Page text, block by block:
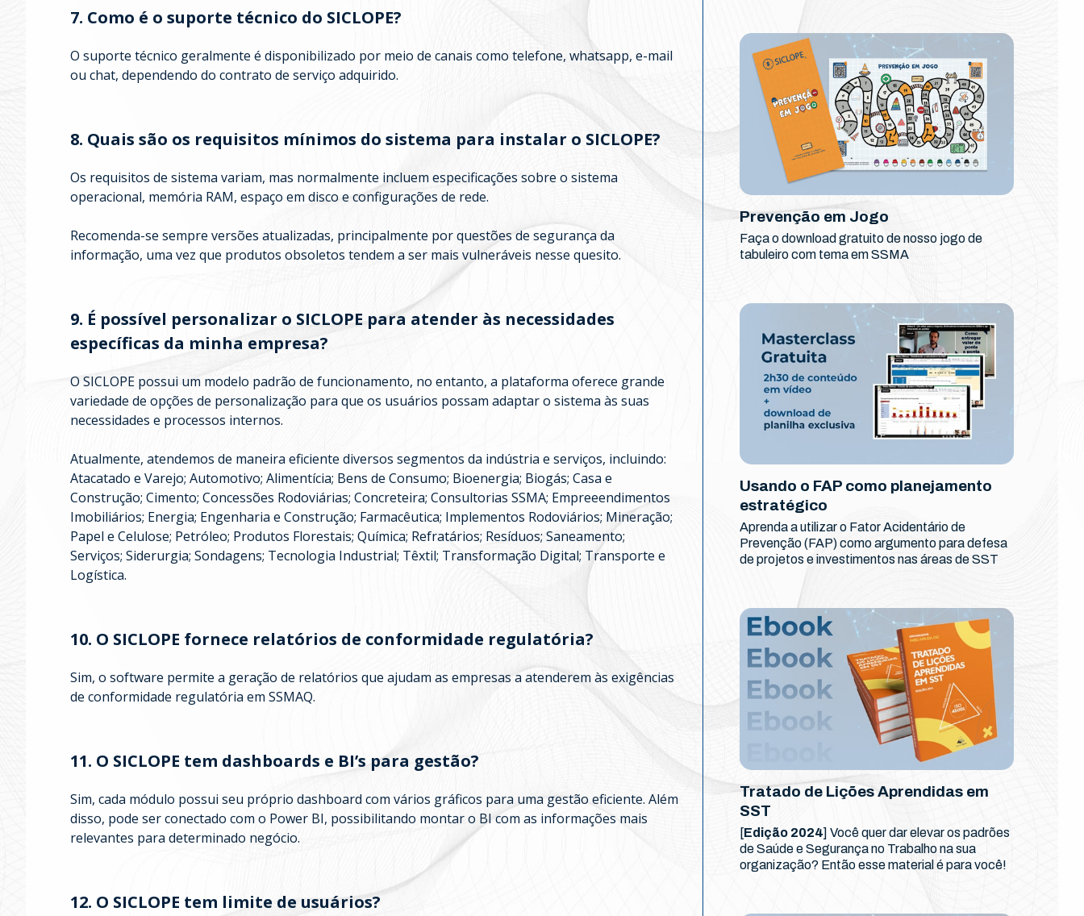
7. Como é o suporte técnico do SICLOPE?
O suporte técnico geralmente é disponibilizado por meio de canais como telefone, whatsapp, e-mail
ou chat, dependendo do contrato de serviço adquirido.
8. Quais são os requisitos mínimos do sistema para instalar o SICLOPE?
Os requisitos de sistema variam, mas normalmente incluem especificações sobre o sistema
operacional, memória RAM, espaço em disco e configurações de rede.
Recomenda-se sempre versões atualizadas, principalmente por questões de segurança da
informação, uma vez que produtos obsoletos tendem a ser mais vulneráveis nesse quesito.
9. É possível personalizar o SICLOPE para atender às necessidades
específicas da minha empresa?
O SICLOPE possui um modelo padrão de funcionamento, no entanto, a plataforma oferece grande
variedade de opções de personalização para que os usuários possam adaptar o sistema às suas
necessidades e processos internos.
Atualmente, atendemos de maneira eficiente diversos segmentos da indústria e serviços, incluindo:
Atacatado e Varejo; Automotivo; Alimentícia; Bens de Consumo; Bioenergia; Biogás; Casa e
Construção; Cimento; Concessões Rodoviárias; Concreteira; Consultorias SSMA; Empreeendimentos
Imobiliários; Energia; Engenharia e Construção; Farmacêutica; Implementos Rodoviários; Mineração;
Papel e Celulose; Petróleo; Produtos Florestais; Química; Refratários; Resíduos; Saneamento;
Serviços; Siderurgia; Sondagens; Tecnologia Industrial; Têxtil; Transformação Digital; Transporte e
Logística.
10. O SICLOPE fornece relatórios de conformidade regulatória?
Sim, o software permite a geração de relatórios que ajudam as empresas a atenderem às exigências
de conformidade regulatória em SSMAQ.
11. O SICLOPE tem dashboards e BI’s para gestão?
Sim, cada módulo possui seu próprio dashboard com vários gráficos para uma gestão eficiente. Além
disso, pode ser conectado com o Power BI, possibilitando montar o BI com as informações mais
relevantes para determinado negócio.
12. O SICLOPE tem limite de usuários?
Prevenção em Jogo
Faça o download gratuito de nosso jogo de
tabuleiro com tema em SSMA
Usando o FAP como planejamento
estratégico
Aprenda a utilizar o Fator Acidentário de
Prevenção (FAP) como argumento para defesa
de projetos e investimentos nas áreas de SST
Tratado de Lições Aprendidas em
SST
[Edição 2024] Você quer dar elevar os padrões
de Saúde e Segurança no Trabalho na sua
organização? Então esse material é para você!